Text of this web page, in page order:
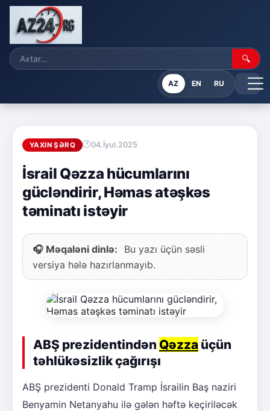
🔍
AZ EN RU
YAXIN ŞƏRQ 04.İyul.2025
İsrail Qəzza hücumlarını
gücləndirir, Həmas atəşkəs
təminatı istəyir
🎧 Məqaləni dinlə:
Bu yazı üçün səsli
versiya hələ hazırlanmayıb.
ABŞ prezidentindən Qəzza üçün
təhlükəsizlik çağırışı
ABŞ prezidenti Donald Tramp İsrailin Baş naziri
Benyamin Netanyahu ilə gələn həftə keçiriləcək